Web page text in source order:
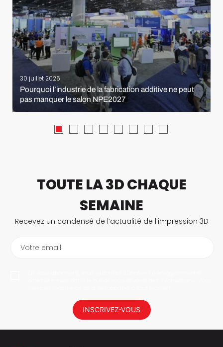
30 juillet 2026
Pourquoi l’industrie de la fabrication additive ne peut
pas manquer le salon NPE2027
TOUTE LA 3D CHAQUE
SEMAINE
Recevez un condensé de l’actualité de l’impression 3D
Votre email
INSCRIVEZ-VOUS